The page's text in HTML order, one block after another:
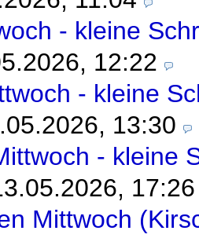
- kleine
12:22
- kleine
13:30
- kleine
17:26
Mittwoch